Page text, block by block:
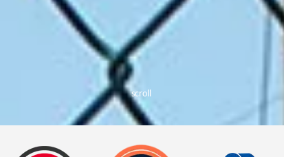
scroll